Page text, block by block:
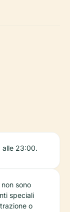
alle 23:00.
sono
speciali
o